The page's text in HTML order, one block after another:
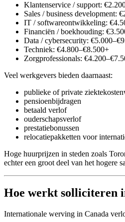
Klantenservice / support:
Sales / business development:
IT / softwareontwikkeling:
Financiën / boekhouding:
Data / cybersecurity:
Techniek: €4.800–€8.500+
Zorgprofessionals:
Veel werkgevers bieden daarnaast:
publieke of private
pensioenbijdragen
betaald verlof
ouderschapsverlof
prestatiebonussen
relocatiepakketten voor
Hoge huurprijzen in steden zoals
echter een groot deel van het hogere
Hoe werkt solliciteren
Internationale werving in Canada